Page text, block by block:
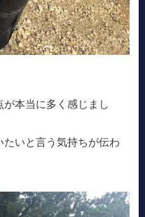
本当に多く感じまし
いと言う気持ちが伝わ